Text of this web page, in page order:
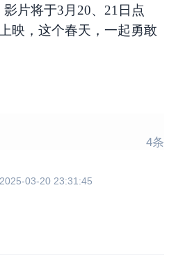
片将于3月20、21日点
映，这个春天，一起勇敢
4条
2025-03-20 23:31:45